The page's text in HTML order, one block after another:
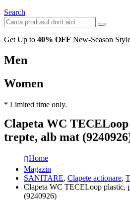
Search
Get Up to 40% OFF New-Season
Men
Women
* Limited time only.
Clapeta WC
trepte, alb mat
Home
Magazin
SANITARE, Clapete actionare,
Clapeta WC TECELoop plastic,
(9240926)